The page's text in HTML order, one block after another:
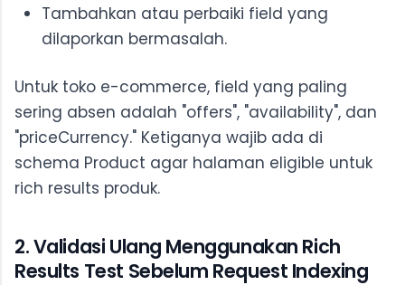
Tambahkan atau perbaiki field yang
dilaporkan bermasalah.
Untuk toko e-commerce, field yang paling
sering absen adalah "offers", "availability", dan
"priceCurrency." Ketiganya wajib ada di
schema Product agar halaman eligible untuk
rich results produk.
2. Validasi Ulang Menggunakan Rich
Results Test Sebelum Request Indexing